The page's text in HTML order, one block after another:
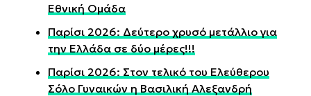
Εθνική Ομάδα
Παρίσι 2026: Δεύτερο χρυσό μετάλλιο για
την Ελλάδα σε δύο μέρες!!!
Παρίσι 2026: Στον τελικό του Ελεύθερου
Σόλο Γυναικών η Βασιλική Αλεξανδρή